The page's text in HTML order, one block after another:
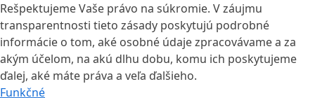
Rešpektujeme Vaše právo na súkromie. V záujmu
transparentnosti tieto zásady poskytujú podrobné
informácie o tom, aké osobné údaje zpracovávame a za
akým účelom, na akú dlhu dobu, komu ich poskytujeme
ďalej, aké máte práva a veľa ďalšieho.
Funkčné